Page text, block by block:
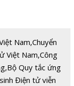
Nam,Chuyển
Việt Nam,Công
,Bộ Quy tắc ứng
Điện tử viễn